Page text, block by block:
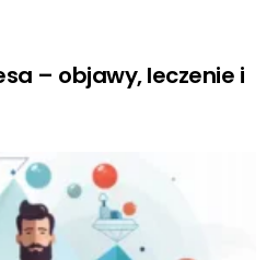
– objawy, leczenie i